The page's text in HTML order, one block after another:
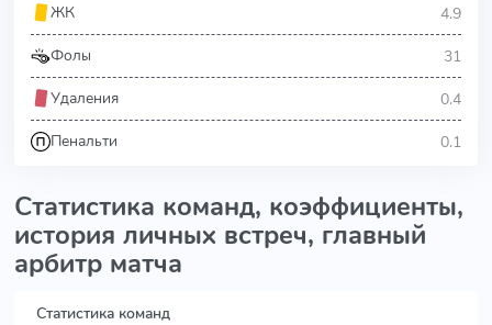
ЖК
4.9
Фолы 31
Удаления 0.4
Пенальти 0.1
Статистика команд, коэффициенты,
история личных встреч, главный
арбитр матча
Статистика команд